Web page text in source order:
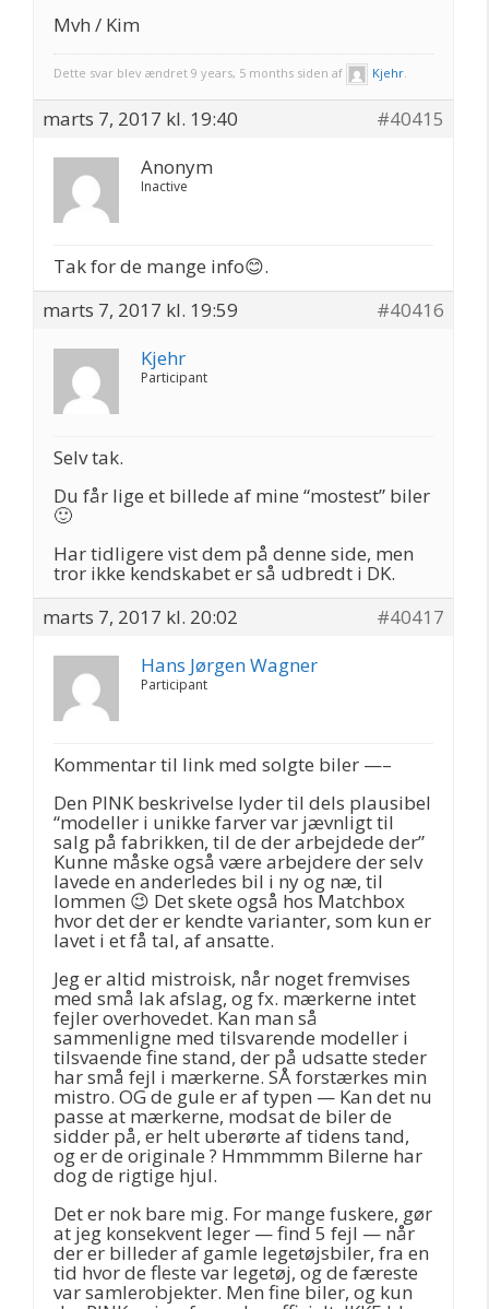
Mvh / Kim
Dette svar blev ændret 9 years, 5 months siden af Kjehr
marts 7, 2017 kl. 19:40
#40415
Anonym
Inactive
Tak for de mange info😊.
marts 7, 2017 kl. 19:59
#40416
Kjehr
Participant
Selv tak.
Du får lige et billede af mine “mostest” biler
🙂
Har tidligere vist dem på denne side, men
tror ikke kendskabet er så udbredt i DK.
marts 7, 2017 kl. 20:02
#40417
Hans Jørgen Wagner
Participant
Kommentar til link med solgte biler —–
Den PINK beskrivelse lyder til dels plausibel
“modeller i unikke farver var jævnligt til
salg på fabrikken, til de der arbejdede der”
Kunne måske også være arbejdere der selv
lavede en anderledes bil i ny og næ, til
lommen 😉 Det skete også hos Matchbox
hvor det der er kendte varianter, som kun er
lavet i et få tal, af ansatte.
Jeg er altid mistroisk, når noget fremvises
med små lak afslag, og fx. mærkerne intet
fejler overhovedet. Kan man så
sammenligne med tilsvarende modeller i
tilsvaende fine stand, der på udsatte steder
har små fejl i mærkerne. SÅ forstærkes min
mistro. OG de gule er af typen — Kan det nu
passe at mærkerne, modsat de biler de
sidder på, er helt uberørte af tidens tand,
og er de originale ? Hmmmmm Bilerne har
dog de rigtige hjul.
Det er nok bare mig. For mange fuskere, gør
at jeg konsekvent leger — find 5 fejl — når
der er billeder af gamle legetøjsbiler, fra en
tid hvor de fleste var legetøj, og de færeste
var samlerobjekter. Men fine biler, og kun